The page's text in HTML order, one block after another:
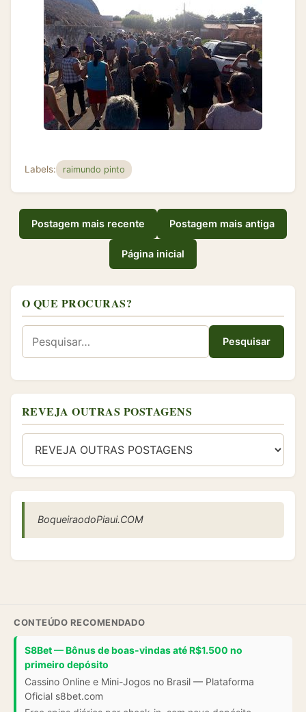
Labels: raimundo pinto
Postagem mais recente Postagem mais antiga
Página inicial
O QUE PROCURAS?
Pesquisar
REVEJA OUTRAS POSTAGENS
BoqueiraodoPiaui.COM
CONTEÚDO RECOMENDADO
S8Bet — Bônus de boas-vindas até R$1.500 no
primeiro depósito
Cassino Online e Mini-Jogos no Brasil — Plataforma
Oficial s8bet.com